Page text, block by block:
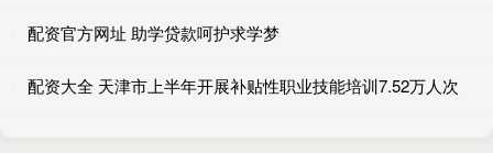
配资官方网址 助学贷款呵护求学梦
配资大全 天津市上半年开展补贴性职业技能培训7.52万人次